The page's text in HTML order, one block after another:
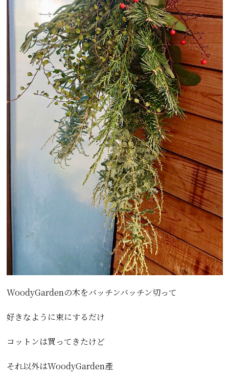
WoodyGardenの木をバッチンバッチン切って
好きなように束にするだけ
コットンは買ってきたけど
それ以外はWoodyGarden產